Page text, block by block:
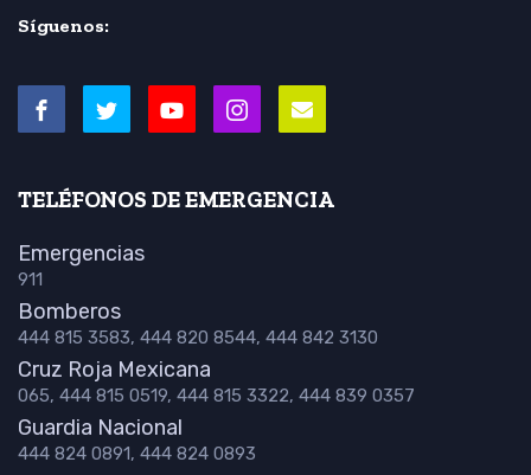
Síguenos:
TELÉFONOS DE EMERGENCIA
Emergencias
911
Bomberos
444 815 3583, 444 820 8544, 444 842 3130
Cruz Roja Mexicana
065, 444 815 0519, 444 815 3322, 444 839 0357
Guardia Nacional
444 824 0891, 444 824 0893